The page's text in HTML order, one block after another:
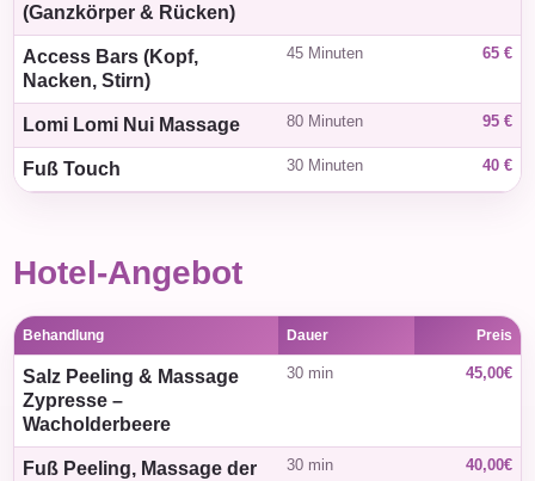
(Ganzkörper & Rücken)
Access Bars (Kopf,
Nacken, Stirn)
45 Minuten 65 €
Lomi Lomi Nui Massage 80 Minuten 95 €
Fuß Touch 30 Minuten 40 €
Hotel-Angebot
Behandlung Dauer Preis
Salz Peeling & Massage
Zypresse –
Wacholderbeere
30 min 45,00€
Fuß Peeling, Massage der
30 min 40,00€